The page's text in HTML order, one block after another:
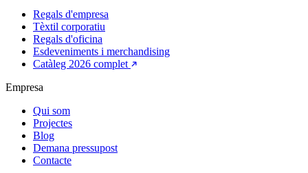
Regals d'empresa
Tèxtil corporatiu
Regals d'oficina
Esdeveniments i merchandising
Catàleg 2026 complet
Empresa
Qui som
Projectes
Blog
Demana pressupost
Contacte